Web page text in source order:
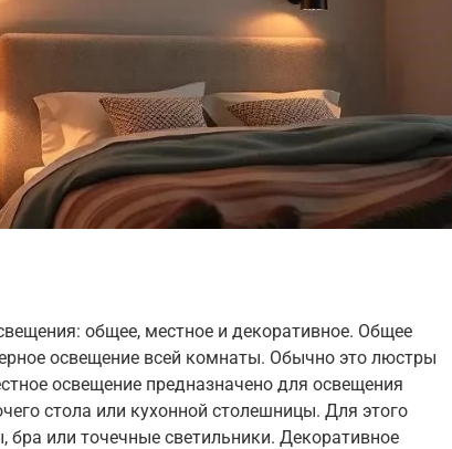
общее, местное и декоративное. Общее
освещение всей комнаты. Обычно это люстры
освещение предназначено для освещения
стола или кухонной столешницы. Для этого
или точечные светильники. Декоративное